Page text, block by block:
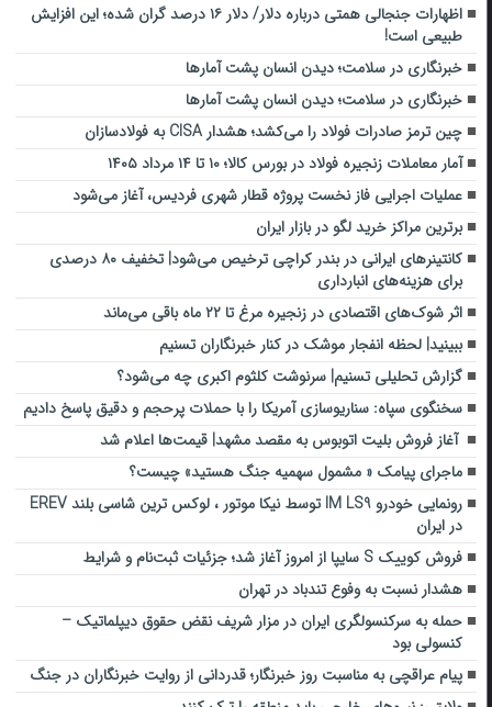
اظهارات جنجالی همتی درباره دلار/ دلار ۱۶ درصد گران شده؛ این افزایش
طبیعی است!
خبرنگاری در سلامت؛ دیدن انسان پشت آمارها
خبرنگاری در سلامت؛ دیدن انسان پشت آمارها
چین ترمز صادرات فولاد را می‌کشد؛ هشدار CISA به فولادسازان
آمار معاملات زنجیره فولاد در بورس کالا؛ ۱۰ تا ۱۴ مرداد ۱۴۰۵
عملیات اجرایی فاز نخست پروژه قطار شهری فردیس، آغاز می‌شود
برترین مراکز خرید لگو در بازار ایران
کانتینرهای ایرانی در بندر کراچی ترخیص می‌شود| تخفیف ۸۰ درصدی
برای هزینه‌های انبارداری
اثر شوک‌های اقتصادی در زنجیره مرغ تا ۲۲ ماه باقی می‌ماند
ببینید| لحظه انفجار موشک‌ در کنار خبرنگاران تسنیم
گزارش تحلیلی تسنیم| سرنوشت کلثوم اکبری چه می‌شود؟
سخنگوی سپاه: سناریوسازی آمریکا را با حملات پرحجم‌‌ و دقیق‌ پاسخ دادیم
آغاز فروش بلیت اتوبوس به مقصد مشهد| قیمت‌ها اعلام شد
ماجرای پیامک « مشمول سهمیه جنگ هستید» چیست؟
رونمایی خودرو IM LS9 توسط نیکا موتور ، لوکس ترین شاسی بلند EREV
در ایران
فروش کوییک S سایپا از امروز آغاز شد؛ جزئیات ثبت‌نام و شرایط
هشدار نسبت به وفوع تندباد در تهران
حمله به سرکنسولگری ایران در مزار شریف نقض حقوق دیپلماتیک –
کنسولی بود
پیام عراقچی به مناسبت روز خبرنگار؛ قدردانی از روایت خبرنگاران در جنگ